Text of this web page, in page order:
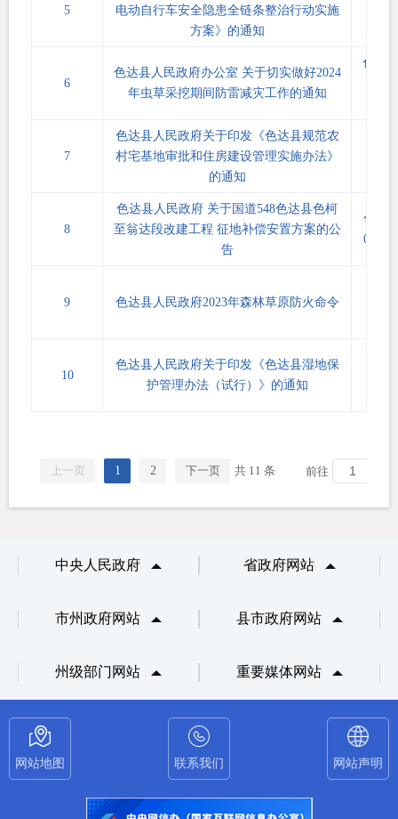
5
电动自行车安全隐患全链条整治行动实施
方案》的通知
6
色达县人民政府办公室 关于切实做好2024
年虫草采挖期间防雷减灾工作的通知
色府
7
色达县人民政府关于印发《色达县规范农
村宅基地审批和住房建设管理实施办法》
的通知
8
色达县人民政府 关于国道548色达县色柯
至翁达段改建工程 征地补偿安置方案的公
告
色府
9 色达县人民政府2023年森林草原防火命令
10
色达县人民政府关于印发《色达县湿地保
护管理办法（试行）》的通知
上一页 1 2 下一页 共 11 条 前往
中央人民政府 省政府网站
市州政府网站 县市政府网站
州级部门网站 重要媒体网站
网站地图 联系我们 网站声明